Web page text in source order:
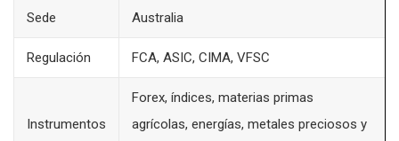
Sede Australia
Regulación FCA, ASIC, CIMA, VFSC
Instrumentos
Forex, índices, materias primas
agrícolas, energías, metales preciosos y